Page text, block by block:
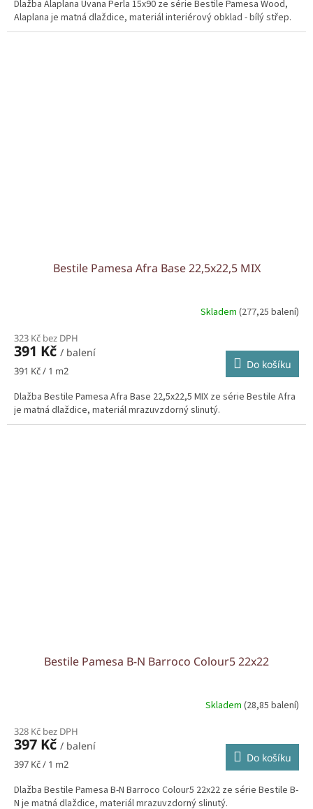
Dlažba Alaplana Uvana Perla 15x90 ze série Bestile Pamesa Wood,
Alaplana je matná dlaždice, materiál interiérový obklad - bílý střep.
Bestile Pamesa Afra Base 22,5x22,5 MIX
Skladem (277,25 balení)
323 Kč bez DPH
391 Kč / balení
Měrná
391 Kč / 1 m2 Do košíku
Dlažba Bestile Pamesa Afra Base 22,5x22,5 MIX ze série Bestile Afra
je matná dlaždice, materiál mrazuvzdorný slinutý.
Bestile Pamesa B-N Barroco Colour5 22x22
Skladem (28,85 balení)
328 Kč bez DPH
397 Kč / balení
Měrná
397 Kč / 1 m2 Do košíku
Dlažba Bestile Pamesa B-N Barroco Colour5 22x22 ze série Bestile B-
N je matná dlaždice, materiál mrazuvzdorný slinutý.